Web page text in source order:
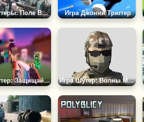
Игра Шутеры: Поле Войны 2 Игра Джонни Триггер
Игра Шутер: Защищай Деревню от Монстров Игра Шутер: Волны Монстров